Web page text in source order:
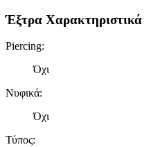
για να αποθηκεύουμε και να
στη συσκευή σας, με σκοπό
διαφημίσεων και περιεχομένου,
διαφημίσεις και περιεχόμενο,
μας και την ανάπτυξη
τοποθεσίας μας στους
Έξτρα Χαρακτηριστικά
Piercing:
Όχι
Νυφικά:
Όχι
Τύπος: